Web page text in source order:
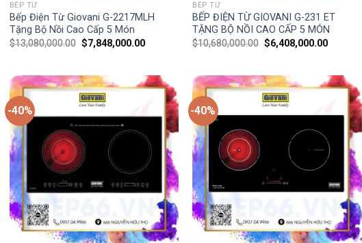
BẾP TỪ
Bếp Điện Từ Giovani G-2217MLH
Tặng Bộ Nồi Cao Cấp 5 Món
$13,080,000.00 $7,848,000.00
BẾP TỪ
BẾP ĐIỆN TỪ GIOVANI G-231 ET
TẶNG BỘ NỒI CAO CẤP 5 MÓN
$10,680,000.00 $6,408,000.00
-40% -40%